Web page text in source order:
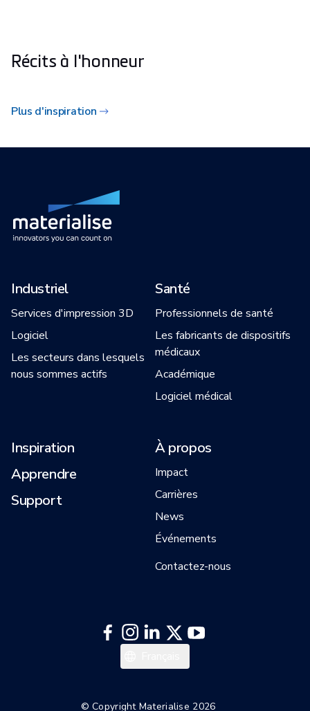
Récits à l'honneur
Plus d'inspiration
Industriel
Services d'impression 3D
Logiciel
Les secteurs dans lesquels
nous sommes actifs
Santé
Professionnels de santé
Les fabricants de dispositifs
médicaux
Académique
Logiciel médical
Inspiration
Apprendre
Support
À propos
Impact
Carrières
News
Événements
Contactez-nous
Italiano
© Copyright Materialise 2026